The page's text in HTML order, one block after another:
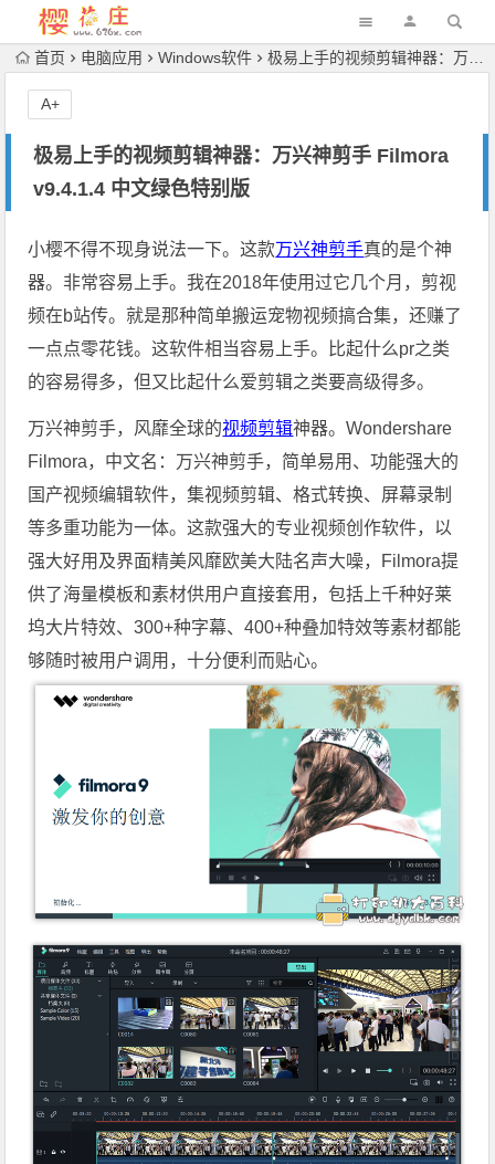
首页 电脑应用 Windows软件 极易上手的视频剪辑神器：万兴神剪手 Filmora v9.4.1.4 中文绿色特别版
极易上手的视频剪辑神器：万兴神剪手 Filmora
v9.4.1.4 中文绿色特别版
A+
小樱不得不现身说法一下。这款万兴神剪手真的是个神
器。非常容易上手。我在2018年使用过它几个月，剪视
频在b站传。就是那种简单搬运宠物视频搞合集，还赚了
一点点零花钱。这软件相当容易上手。比起什么pr之类
的容易得多，但又比起什么爱剪辑之类要高级得多。
万兴神剪手，风靡全球的视频剪辑神器。Wondershare
Filmora，中文名：万兴神剪手，简单易用、功能强大的
国产视频编辑软件，集视频剪辑、格式转换、屏幕录制
等多重功能为一体。这款强大的专业视频创作软件，以
强大好用及界面精美风靡欧美大陆名声大噪，Filmora提
供了海量模板和素材供用户直接套用，包括上千种好莱
坞大片特效、300+种字幕、400+种叠加特效等素材都能
够随时被用户调用，十分便利而贴心。